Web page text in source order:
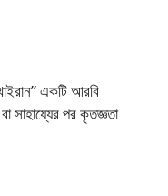
একটি আরবি
সাহায্যের পর কৃতজ্ঞতা